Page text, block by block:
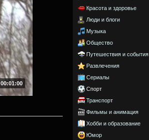
00:01:00
Красота и здоровье
Люди и блоги
Музыка
Общество
Путешествия и события
Развлечения
Сериалы
Спорт
Транспорт
Фильмы и анимация
Хобби и образование
Юмор